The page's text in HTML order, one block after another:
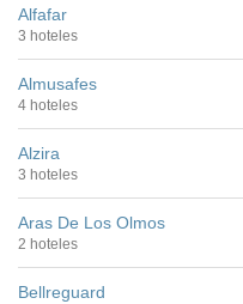
Alfafar
3 hoteles
Almusafes
4 hoteles
Alzira
3 hoteles
Aras De Los Olmos
2 hoteles
Bellreguard